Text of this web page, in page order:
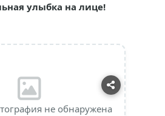
улыбка на лице!
не обнаружена